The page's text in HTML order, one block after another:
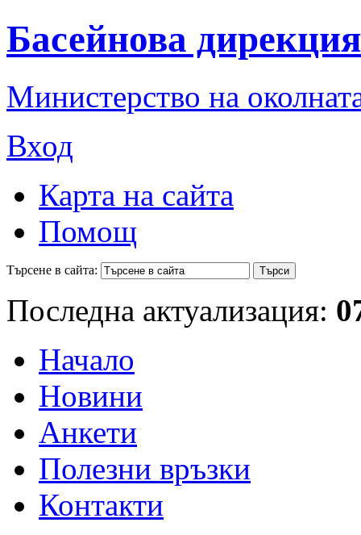
Басейнова
Министерство на
Вход
Карта на сайта
Помощ
Търсене в сайта:
Последна актуализация:
Начало
Новини
Анкети
Полезни връзки
Контакти